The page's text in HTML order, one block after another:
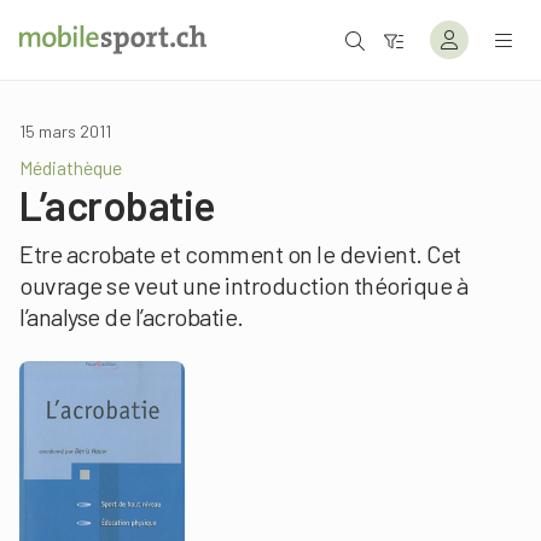
15 mars 2011
Médiathèque
L’acrobatie
Etre acrobate et comment on le devient. Cet
ouvrage se veut une introduction théorique à
l’analyse de l’acrobatie.